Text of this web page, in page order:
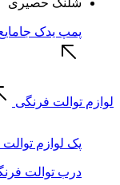
پمپ یدک
لوازم توالت فرنگی
پک لوازم
درب توالت